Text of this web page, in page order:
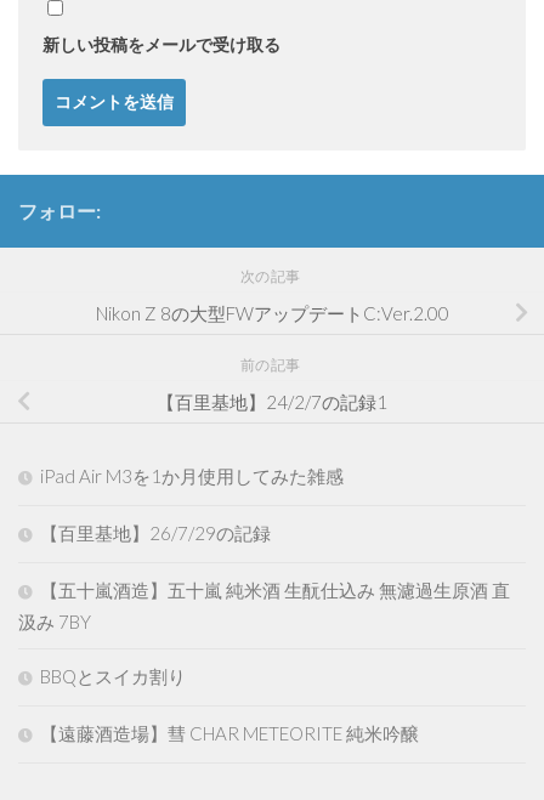
新しい投稿をメールで受け取る
フォロー:
次の記事
Nikon Z 8の大型FWアップデートC:Ver.2.00
前の記事
【百里基地】24/2/7の記録1
iPad Air M3を1か月使用してみた雑感
【百里基地】26/7/29の記録
【五十嵐酒造】五十嵐 純米酒 生酛仕込み 無濾過生原酒 直
汲み 7BY
BBQとスイカ割り
【遠藤酒造場】彗 CHAR METEORITE 純米吟醸